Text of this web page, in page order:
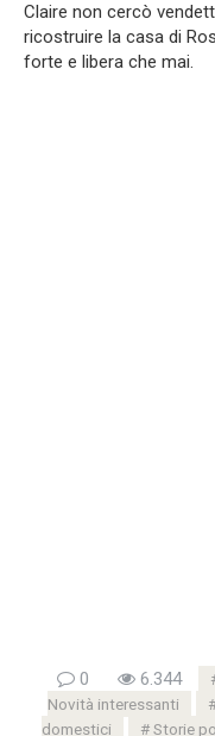
Claire non cercò
ricostruire la casa di
forte e libera che mai.
0 6.344
Novità interessanti
domestici
Storie